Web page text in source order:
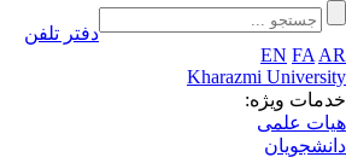
دفتر تلفن
EN FA AR
Kharazmi University
خدمات ویژه:
هیات علمی
دانشجویان